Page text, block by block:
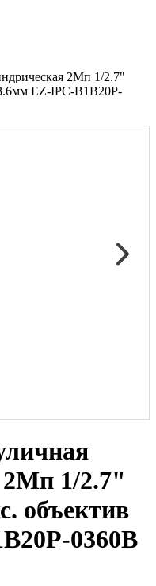
2Мп 1/2.7"
EZ-IPC-B1B20P-
2Мп 1/2.7"
объектив
0360B